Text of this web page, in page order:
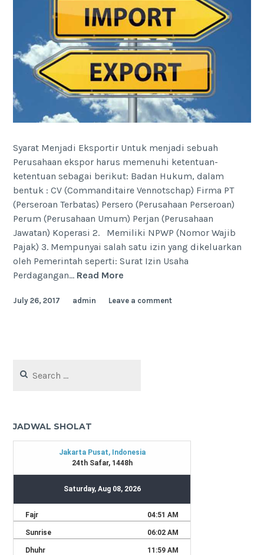
dan
import
Syarat Menjadi Eksportir Untuk menjadi sebuah
Perusahaan ekspor harus memenuhi ketentuan-
ketentuan sebagai berikut: Badan Hukum, dalam
bentuk : CV (Commanditaire Vennotschap) Firma PT
(Perseroan Terbatas) Persero (Perusahaan Perseroan)
Perum (Perusahaan Umum) Perjan (Perusahaan
Jawatan) Koperasi 2. Memiliki NPWP (Nomor Wajib
Pajak) 3. Mempunyai salah satu izin yang dikeluarkan
oleh Pemerintah seperti: Surat Izin Usaha
Perdagangan… Read More
Eksportir
July 26, 2017 admin Leave a comment
for:
JADWAL SHOLAT